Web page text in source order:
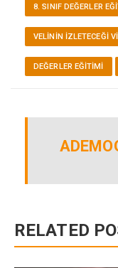
8. SINIF DEĞERLER
VELININ İZLETECEĞI
DEĞERLER EĞITIMI
RELATED